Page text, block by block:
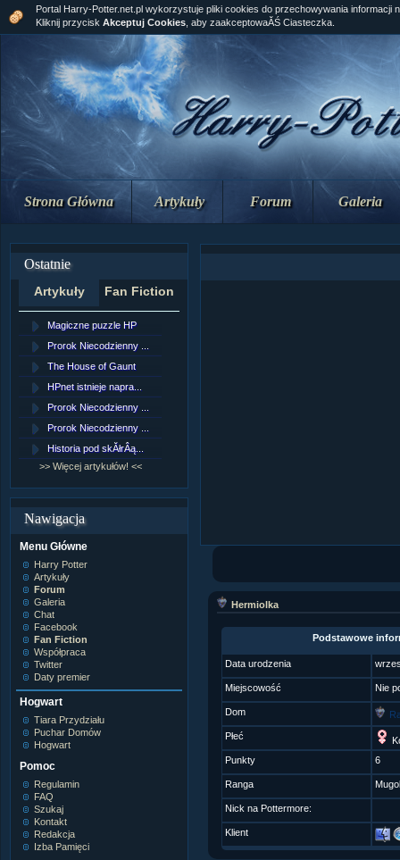
Strona Główna Artykuły Forum Galeria
Ostatnie
Artykuły Fan Fiction
Magiczne puzzle HP
Prorok Niecodzienny ...
The House of Gaunt
HPnet istnieje napra...
Prorok Niecodzienny ...
Prorok Niecodzienny ...
Historia pod skĂłrÂą...
>> Więcej artykułów! <<
Nawigacja
Menu Główne
Harry Potter
Artykuły
Forum
Galeria
Chat
Facebook
Fan Fiction
Współpraca
Twitter
Daty premier
Hogwart
Tiara Przydziału
Puchar Domów
Hogwart
Pomoc
Regulamin
FAQ
Szukaj
Kontakt
Redakcja
Izba Pamięci
Portal Harry-Potter.net.pl wykorzystuje pliki cookies do przechowywania informacji
Kliknij przycisk Akceptuj Cookies , aby zaakceptowaĂŚ Ciasteczka.
Hermiolka
Podstawowe
Data urodzenia
Miejscowość Nie
Dom
Płeć
Punkty
6
Ranga Mugol
Nick na Pottermore:
Klient